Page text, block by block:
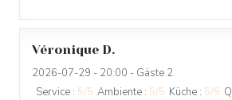
Véronique D
2026-07-29 - 20:00 - Gäste 2
Service : 5/5 Ambiente : 5/5 Küche : 5/5